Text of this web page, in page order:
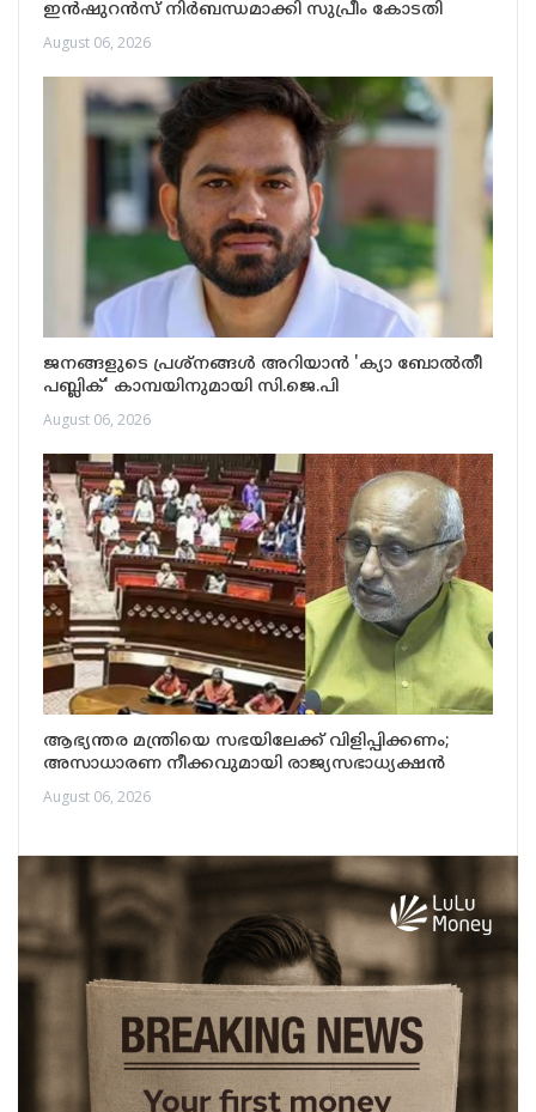
ഇൻഷുറൻസ് നിർബന്ധമാക്കി സുപ്രീം കോടതി
August 06, 2026
ജനങ്ങളുടെ പ്രശ്നങ്ങൾ അറിയാൻ 'ക്യാ ബോൽതീ
പബ്ലിക്' കാമ്പയിനുമായി സി.ജെ.പി
August 06, 2026
ആഭ്യന്തര മന്ത്രിയെ സഭയിലേക്ക് വിളിപ്പിക്കണം;
അസാധാരണ നീക്കവുമായി രാജ്യസഭാധ്യക്ഷൻ
August 06, 2026